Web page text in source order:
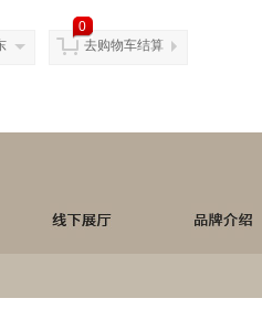
0
去购物车结算